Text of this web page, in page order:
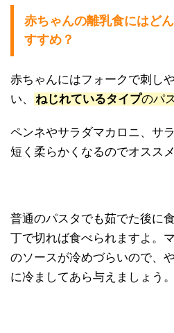
赤ちゃんの離乳食にはど
すすめ？
赤ちゃんにはフォークで刺し
い、
ねじれているタイプのパ
ペンネやサラダマカロニ、サ
短く柔らかくなるのでオススメ
普通のパスタでも茹でた後に
丁で切れば食べられますよ。
のソースが冷めづらいので、
に冷ましてあら与えましょう。